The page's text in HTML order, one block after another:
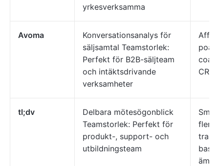
yrkesverksamma
Avoma
Konversationsanalys för
säljsamtal Teamstorlek:
Perfekt för B2B-säljteam
och intäktsdrivande
verksamheter
tl;dv
Delbara mötesögonblick
Teamstorlek: Perfekt för
produkt-, support- och
utbildningsteam